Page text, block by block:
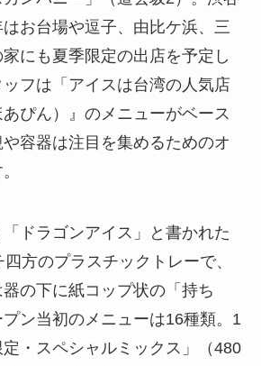
お台場や逗子、由比ケ浜、三
にも夏季限定の出店を予定し
フは「アイスは台湾の人気店
あぴん）』のメニューがベース
容器は注目を集めるためのオ
ドラゴンアイス」と書かれた
方のプラスチックトレーで、
の下に紙コップ状の「持ち
ン当初のメニューは16種類。1
・スペシャルミックス」（480